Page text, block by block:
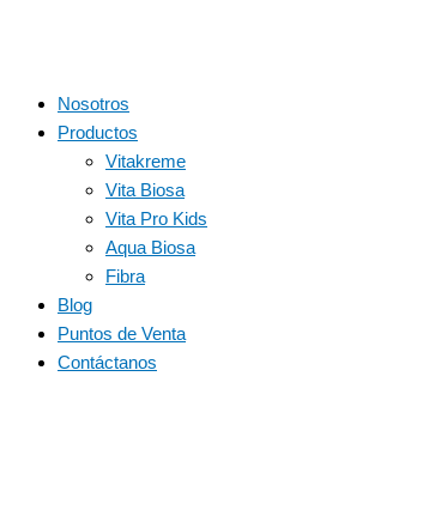
Nosotros
Productos
Vitakreme
Vita Biosa
Vita Pro Kids
Aqua Biosa
Fibra
Blog
Puntos de Venta
Contáctanos